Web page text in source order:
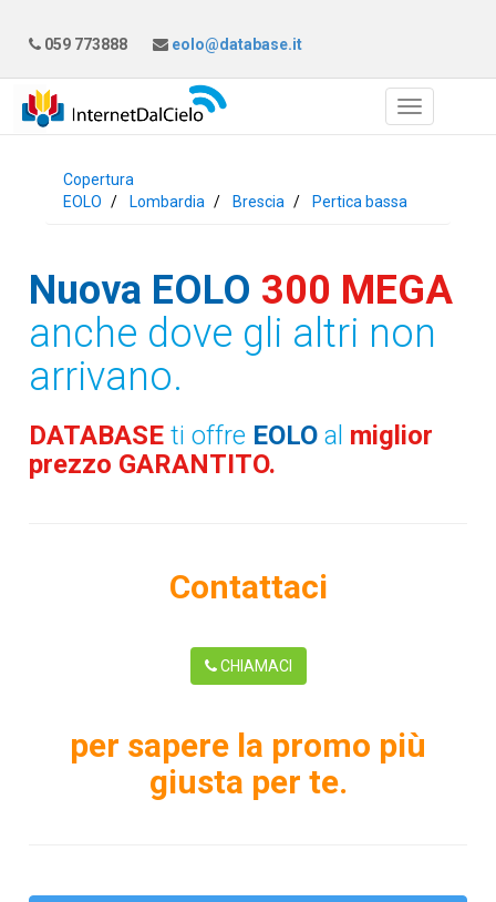
059 773888 eolo@database.it
Copertura
EOLO
Lombardia Brescia Pertica bassa
Nuova EOLO 300 MEGA
anche dove gli altri non
arrivano.
DATABASEti offre EOLO al miglior
prezzo GARANTITO.
Contattaci
CHIAMACI
per sapere la promo più
giusta per te.